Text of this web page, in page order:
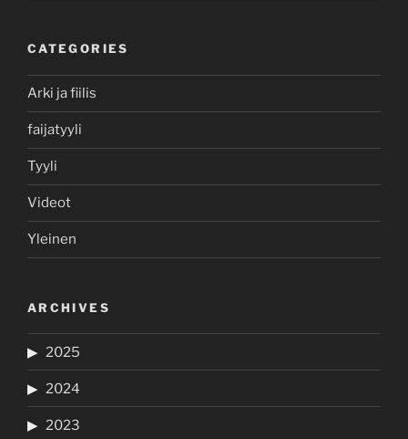
CATEGORIES
Arki ja fiilis
faijatyyli
Tyyli
Videot
Yleinen
ARCHIVES
2025
2024
2023